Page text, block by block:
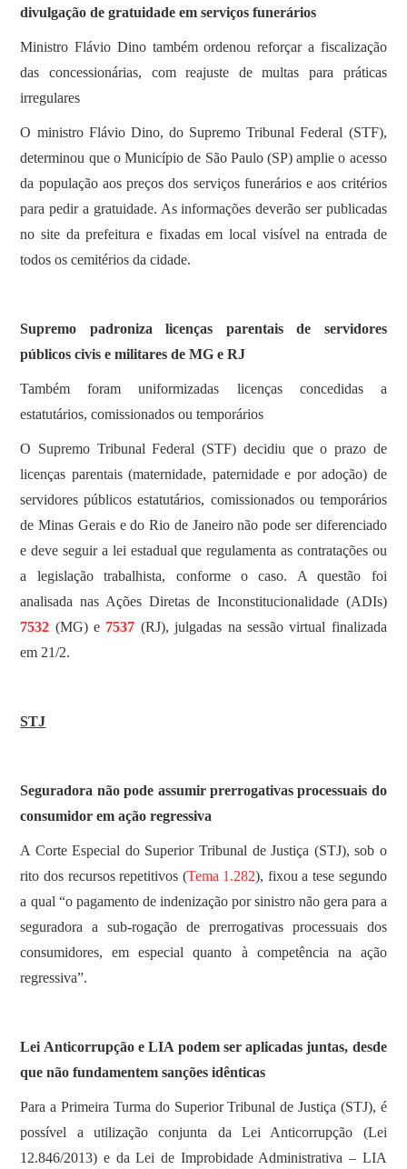
divulgação de gratuidade em serviços funerários
Ministro Flávio Dino também ordenou reforçar a fiscalização
das concessionárias, com reajuste de multas para práticas
irregulares
O ministro Flávio Dino, do Supremo Tribunal Federal (STF),
determinou que o Município de São Paulo (SP) amplie o acesso
da população aos preços dos serviços funerários e aos critérios
para pedir a gratuidade. As informações deverão ser publicadas
no site da prefeitura e fixadas em local visível na entrada de
todos os cemitérios da cidade.
Supremo padroniza licenças parentais de servidores
públicos civis e militares de MG e RJ
Também foram uniformizadas licenças concedidas a
estatutários, comissionados ou temporários
O Supremo Tribunal Federal (STF) decidiu que o prazo de
licenças parentais (maternidade, paternidade e por adoção) de
servidores públicos estatutários, comissionados ou temporários
de Minas Gerais e do Rio de Janeiro não pode ser diferenciado
e deve seguir a lei estadual que regulamenta as contratações ou
a legislação trabalhista, conforme o caso. A questão foi
analisada nas Ações Diretas de Inconstitucionalidade (ADIs)
7532 (MG) e 7537 (RJ), julgadas na sessão virtual finalizada
em 21/2.
STJ
Seguradora não pode assumir prerrogativas processuais do
consumidor em ação regressiva
​A Corte Especial do Superior Tribunal de Justiça (STJ), sob o
rito dos recursos repetitivos (Tema 1.282), fixou a tese segundo
a qual “o pagamento de indenização por sinistro não gera para a
seguradora a sub-rogação de prerrogativas processuais dos
consumidores, em especial quanto à competência na ação
regressiva”.
Lei Anticorrupção e LIA podem ser aplicadas juntas, desde
que não fundamentem sanções idênticas
Para a Primeira Turma do Superior Tribunal de Justiça (STJ), é
possível a utilização conjunta da Lei Anticorrupção (Lei
12.846/2013) e da Lei de Improbidade Administrativa – LIA